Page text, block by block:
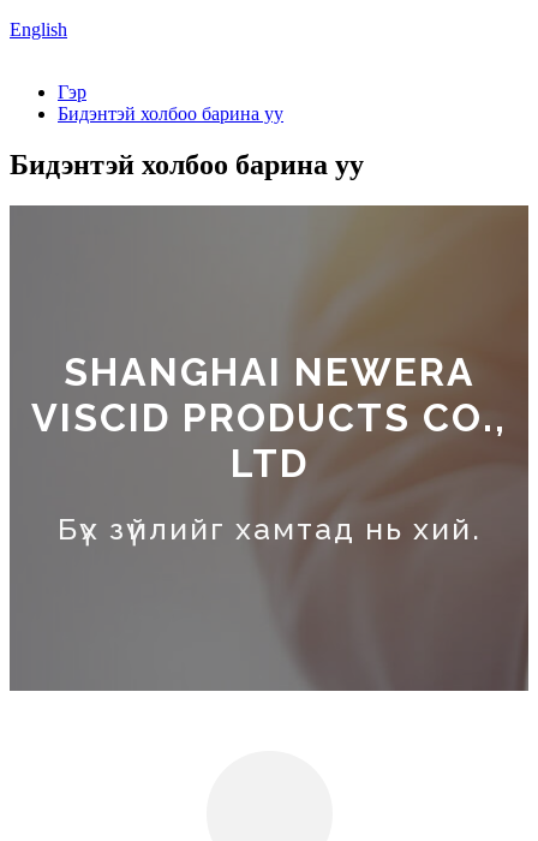
English
Гэр
Бидэнтэй холбоо барина уу
Бидэнтэй холбоо барина уу
SHANGHAI NEWERA
VISCID PRODUCTS CO.,
LTD
Бүх зүйлийг хамтад нь хий.